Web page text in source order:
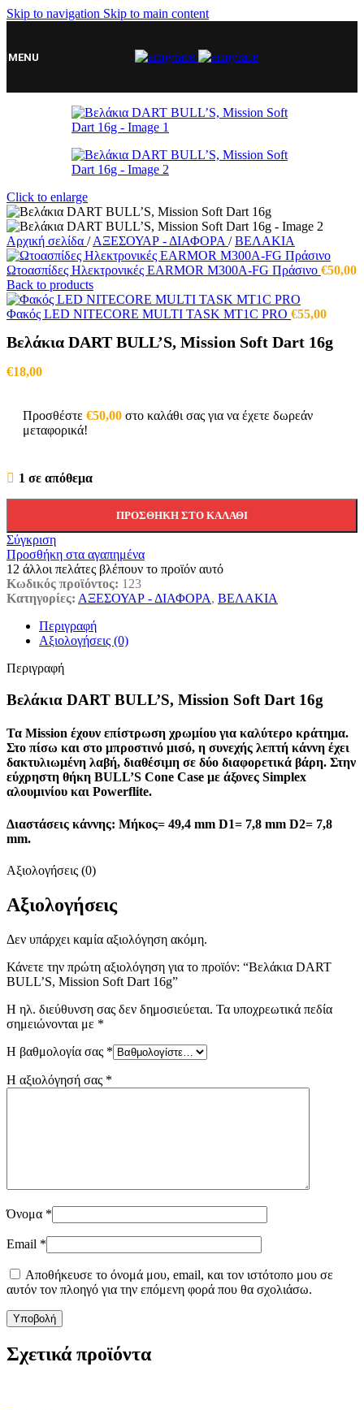
Skip to navigation Skip to main content
MENU
Click to enlarge
Αρχική σελίδα / ΑΞΕΣΟΥΑΡ - ΔΙΑΦΟΡΑ / ΒΕΛΑΚΙΑ
Ωτοασπίδες Ηλεκτρονικές EARMOR M300A-FG Πράσινο €50,00
Back to products
Φακός LED NITECORE MULTI TASK MT1C PRO €55,00
Βελάκια DART BULL’S, Mission Soft Dart 16g
€18,00
Προσθέστε €50,00 στο καλάθι σας για να έχετε δωρεάν
μεταφορικά!
1 σε απόθεμα
ΠΡΟΣΘΉΚΗ ΣΤΟ ΚΑΛΆΘΙ
Σύγκριση
Προσθήκη στα αγαπημένα
12 άλλοι πελάτες βλέπουν το προϊόν αυτό
Κωδικός προϊόντος: 123
Κατηγορίες: ΑΞΕΣΟΥΑΡ - ΔΙΑΦΟΡΑ, ΒΕΛΑΚΙΑ
Περιγραφή
Αξιολογήσεις (0)
Περιγραφή
Βελάκια DART BULL’S, Mission Soft Dart 16g
Τα Mission έχουν επίστρωση χρωμίου για καλύτερο κράτημα.
Στο πίσω και στο μπροστινό μισό, η συνεχής λεπτή κάννη έχει
δακτυλιωμένη λαβή, διαθέσιμη σε δύο διαφορετικά βάρη. Στην
εύχρηστη θήκη BULL’S Cone Case με άξονες Simplex
αλουμινίου και Powerflite.
Διαστάσεις κάννης: Μήκος= 49,4 mm D1= 7,8 mm D2= 7,8
mm.
Αξιολογήσεις (0)
Αξιολογήσεις
Δεν υπάρχει καμία αξιολόγηση ακόμη.
Κάνετε την πρώτη αξιολόγηση για το προϊόν: “Βελάκια DART
BULL’S, Mission Soft Dart 16g”
Η ηλ. διεύθυνση σας δεν δημοσιεύεται. Τα υποχρεωτικά πεδία
σημειώνονται με *
Η βαθμολογία σας *
Η αξιολόγησή σας *
Όνομα *
Email *
Αποθήκευσε το όνομά μου, email, και τον ιστότοπο μου σε
αυτόν τον πλοηγό για την επόμενη φορά που θα σχολιάσω.
Σχετικά προϊόντα